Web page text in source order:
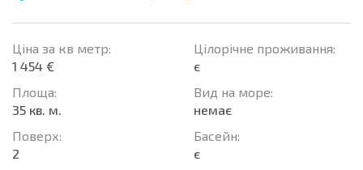
Ціна за кв метр:
1 454 €
Площа:
35 кв. м.
Поверх:
2
Цілорічне проживання:
є
Вид на море:
немає
Баcейн:
є